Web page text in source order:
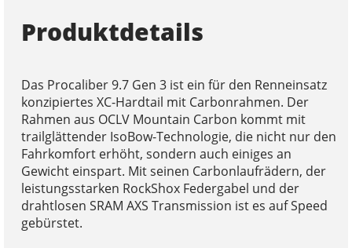
Produktdetails
Das Procaliber 9.7 Gen 3 ist ein für den Renneinsatz
konzipiertes XC-Hardtail mit Carbonrahmen. Der
Rahmen aus OCLV Mountain Carbon kommt mit
trailglättender IsoBow-Technologie, die nicht nur den
Fahrkomfort erhöht, sondern auch einiges an
Gewicht einspart. Mit seinen Carbonlaufrädern, der
leistungsstarken RockShox Federgabel und der
drahtlosen SRAM AXS Transmission ist es auf Speed
gebürstet.